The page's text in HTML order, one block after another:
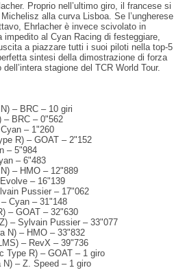
Proprio nell’ultimo giro, il francese si
alla curva Lisboa. Se l’ungherese
Ehrlacher è invece scivolato in
al Cyan Racing di festeggiare,
a piazzare tutti i suoi piloti nella top-5
sintesi della dimostrazione di forza
stagione del TCR World Tour.
– BRC – 10 giri
– BRC – 0"562
– 1"260
R) – GOAT – 2"152
– 5"984
– 6"483
– HMO – 12"889
– 16"139
Pussier – 17"062
Cyan – 31"148
– GOAT – 32"630
– Sylvain Pussier – 33"077
N) – HMO – 33"832
– RevX – 39"736
Type R) – GOAT – 1 giro
N) – Z. Speed – 1 giro